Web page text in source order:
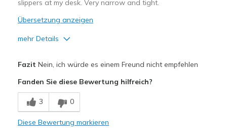
slippers at my desk. Very narrow and tight.
Übersetzung anzeigen
mehr Details
Nachteile
Poor Cushioning
Fazit Nein, ich würde es einem Freund nicht empfehlen
Fanden Sie diese Bewertung hilfreich?
3 0
Diese Bewertung markieren